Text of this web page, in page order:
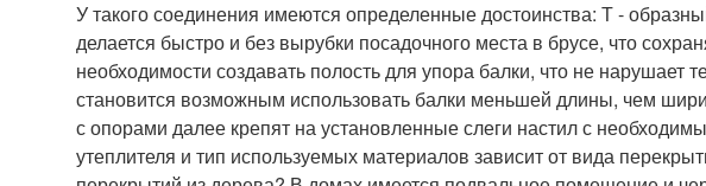
У такого соединения имеются определенные достоинства: Т -
делается быстро и без вырубки посадочного места в брусе, что
необходимости создавать полость для упора балки, что не нарушает
становится возможным использовать балки меньшей длины, чем
с опорами далее крепят на установленные слеги настил с
утеплителя и тип используемых материалов зависит от вида